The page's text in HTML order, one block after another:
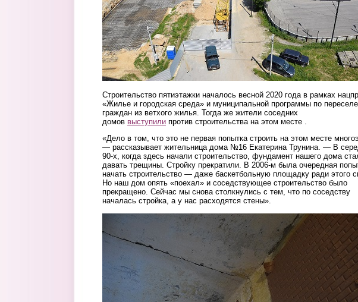
Строительство пятиэтажки началось весной 2020 года в рамках
«Жилье и городская среда» и муниципальной программы по
граждан из ветхого жилья. Тогда же жители соседних
домов выступили против строительства на этом месте .
«Дело в том, что это не первая попытка строить на этом месте
— рассказывает жительница дома №16 Екатерина Трунина. — В
90-х, когда здесь начали строительство, фундамент нашего дома
давать трещины. Стройку прекратили. В 2006-м была очередная
начать строительство — даже баскетбольную площадку ради этого
Но наш дом опять «поехал» и соседствующее строительство было
прекращено. Сейчас мы снова столкнулись с тем, что по соседству
началась стройка, а у нас расходятся стены».
foto_1_treshchina_v_kvartire_truninoy.jpg